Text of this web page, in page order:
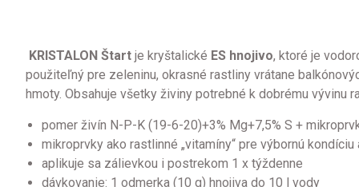
KRISTALON Štart je kryštalické ES hnojivo, ktoré je
použiteľný pre zeleninu, okrasné rastliny vrátane
hmoty. Obsahuje všetky živiny potrebné k dobrému vývinu
pomer živín N-P-K (19-6-20)+3% Mg+7,5% S +
mikroprvky ako rastlinné „vitamíny“ pre výbornú
aplikuje sa zálievkou i postrekom 1 x týždenne
dávkovanie: 1 odmerka (10 g) hnojiva do 10 l vody